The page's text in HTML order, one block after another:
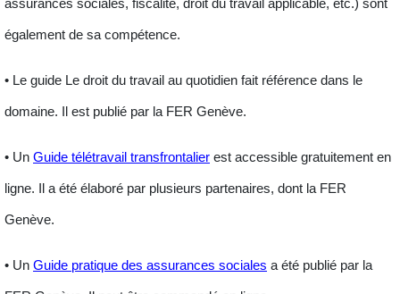
assurances sociales, fiscalité, droit du travail applicable, etc.) sont
également de sa compétence.
• Le guide Le droit du travail au quotidien fait référence dans le
domaine. Il est publié par la FER Genève.
• Un Guide télétravail transfrontalier est accessible gratuitement en
ligne. Il a été élaboré par plusieurs partenaires, dont la FER
Genève.
• Un Guide pratique des assurances sociales a été publié par la